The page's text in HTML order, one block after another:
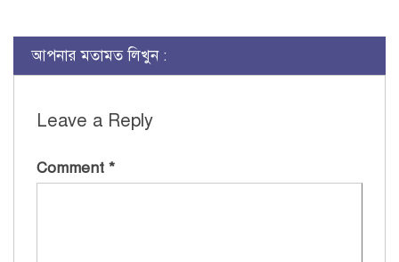
আপনার মতামত লিখুন :
Leave a Reply
Comment *